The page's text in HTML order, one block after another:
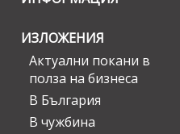
ИЗЛОЖЕНИЯ
Актуални покани в
полза на бизнеса
В България
В чужбина